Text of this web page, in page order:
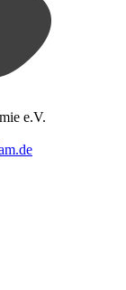
e.V.